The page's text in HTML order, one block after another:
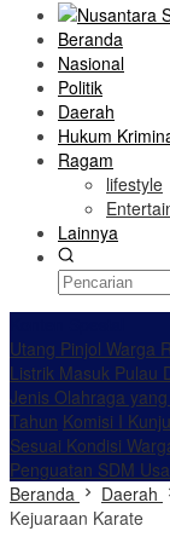
Beranda
Nasional
Politik
Daerah
Hukum
Ragam
lifestyle
Lainnya
Utang Pinjol Warga
Listrik Masuk Pulau
Jenis Olahraga
Tahun Komisi I
Sesuai Kondisi
Penguatan SDM
Beranda
Daerah
Kejuaraan Karate